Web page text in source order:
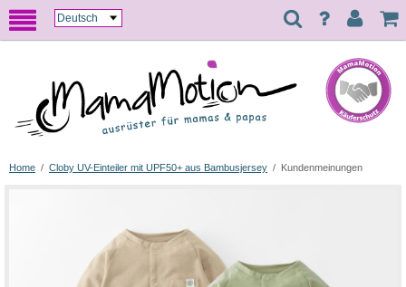
Home / Cloby UV-Einteiler mit UPF50+ aus Bambusjersey / Kundenmeinungen